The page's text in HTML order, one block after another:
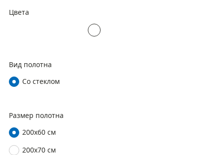
Цвета
Вид полотна
Со стеклом
Размер полотна
200х60 см
200х70 см